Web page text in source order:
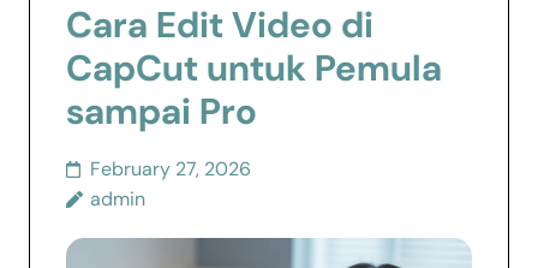
Cara Edit Video di
CapCut untuk Pemula
sampai Pro
February 27, 2026
admin